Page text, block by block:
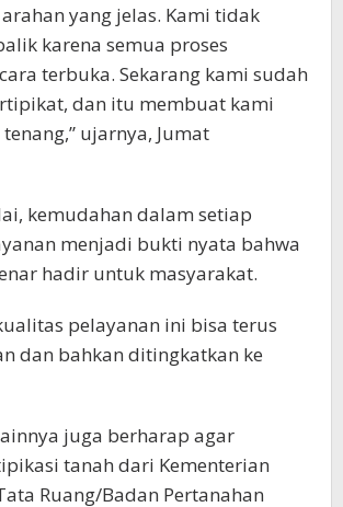
yang jelas. Kami tidak
karena semua proses
terbuka. Sekarang kami sudah
dan itu membuat kami
ujarnya, Jumat
kemudahan dalam setiap
menjadi bukti nyata bahwa
hadir untuk masyarakat.
pelayanan ini bisa terus
dan bahkan ditingkatkan ke
juga berharap agar
tanah dari Kementerian
Ruang/Badan Pertanahan